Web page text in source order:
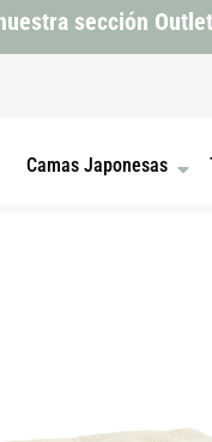
sección Outlet
Camas Japonesas